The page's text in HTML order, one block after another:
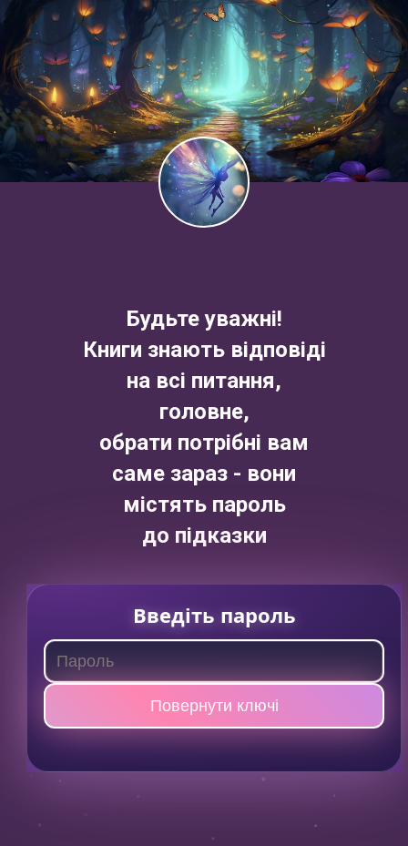
Будьте уважні!
Книги знають відповіді
на всі питання,
головне,
обрати потрібні вам
саме зараз - вони
містять пароль
до підказки
Введіть пароль
Повернути ключі